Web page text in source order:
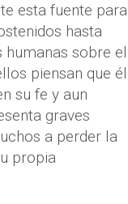
esta fuente para
hasta
sobre el
piensan que él
su fe y aun
graves
a perder la
propia